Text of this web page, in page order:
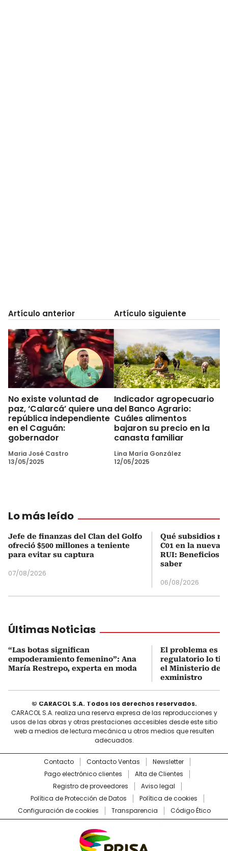
Artículo anterior
No existe voluntad de
paz, ‘Calarcá’ quiere una
república independiente
en el Caguán:
gobernador
Maria José Castro
13/05/2025
Artículo siguiente
Indicador agropecuario
del Banco Agrario:
Cuáles alimentos
bajaron su precio en la
canasta familiar
Lina María González
12/05/2025
Lo más leído
Jefe de finanzas del Clan del Golfo
ofreció $500 millones a teniente
para evitar su captura
07/08/2026
Qué subsidios
C01 en la nueva
RUI: Beneficios
saber
06/08/2026
Últimas Noticias
“Las botas significan
empoderamiento femenino”: Ana
María Restrepo, experta en moda
El problema es
regulatorio lo
el Ministerio de
exministro
© CARACOL S.A. Todos los derechos reservados.
CARACOL S.A. realiza una reserva expresa de las reproducciones y
usos de las obras y otras prestaciones accesibles desde este sitio
web a medios de lectura mecánica u otros medios que resulten
adecuados.
Contacto Contacto Ventas
Newsletter
Pago electrónico clientes
Alta de Clientes
Registro de proveedores
Aviso legal
Política de Protección de Datos
Política de cookies
Configuración de cookies
Transparencia Código Ético